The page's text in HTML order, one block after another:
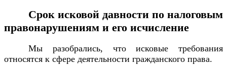
Срок исковой давности по налоговым
правонарушениям и его исчисление
Мы разобрались, что исковые требования
относятся к сфере деятельности гражданского права.